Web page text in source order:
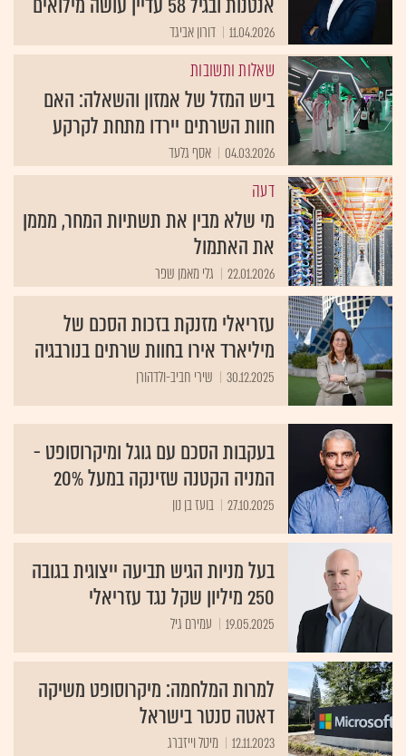
11.04.2026 דורון אביגד
שאלות ותשובות
ביש המזל של אמזון והשאלה: האם
חוות השרתים יירדו מתחת לקרקע
04.03.2026 אסף גלעד
דעה
מי שלא מבין את תשתיות המחר, מממן
את האתמול
22.01.2026 גלי מאמן שפר
עזריאלי מזנקת בזכות הסכם של
מיליארד אירו בחוות שרתים בנורבגיה
30.12.2025 שירי חביב-ולדהורן
בעקבות הסכם עם גוגל ומיקרוסופט -
המניה הקטנה שזינקה במעל 20%
27.10.2025 בועז בן נון
בעל מניות הגיש תביעה ייצוגית בגובה
250 מיליון שקל נגד עזריאלי
19.05.2025 עמירם גיל
למרות המלחמה: מיקרוסופט משיקה
דאטה סנטר בישראל
12.11.2023 מיטל וייזברג